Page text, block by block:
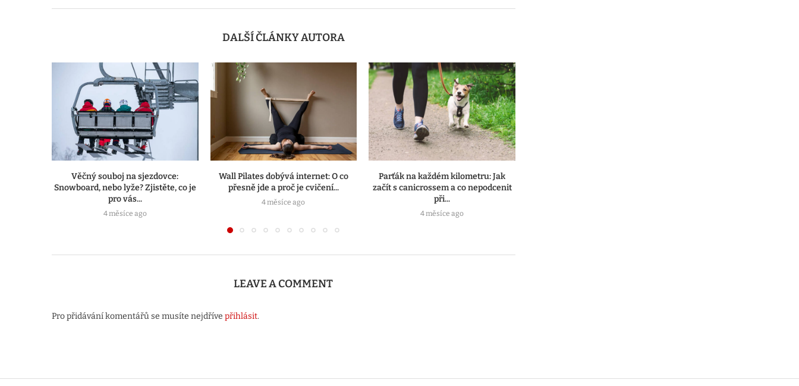
DALŠÍ ČLÁNKY AUTORA
Věčný souboj na sjezdovce:
Snowboard, nebo lyže? Zjistěte, co je
pro vás...
4 měsíce ago
Wall Pilates dobývá internet: O co
přesně jde a proč je cvičení...
4 měsíce ago
Parťák na každém kilometru: Jak
začít s canicrossem a co nepodcenit
při...
4 měsíce ago
LEAVE A COMMENT
Pro přidávání komentářů se musíte nejdříve přihlásit.